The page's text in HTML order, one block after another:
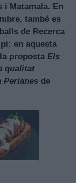
i Matamala. En
també es
de Recerca
en aquesta
proposta Els
qualitat
Perianes de